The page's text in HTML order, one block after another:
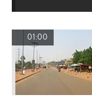
01:00